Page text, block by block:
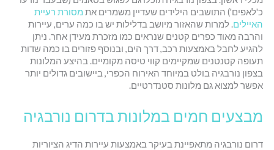
כ'לאפים') התושבים הילידים שעדיין משמרים את מסורת רעיית
האיילים. למרות שהאזור מיושב בדלילות יש בו כמה ערים, עיירות
והרבה מאוד כפרים קטנים שנראים כמו מזכרת מעידן אחר. ניתן
להגיע לחבל באמצעות רכב, דרך הים, ובנוסף פזורים בו כמה שדות
תעופה קטנטנים שמקיימים קווי טיסה מקומיים. בהיצע המלונות
בצפון נורבגיה בולט במיוחד האירוח הכפרי, ביישובים גדולים יותר
אפשר למצוא גם מלונות סטנדרטיים.
מבצעים חמים במלונות בדרום נורבגיה
דרום נורבגיה מתאפיינת בעיקר באמצעות עיירות הדיג הציוריות